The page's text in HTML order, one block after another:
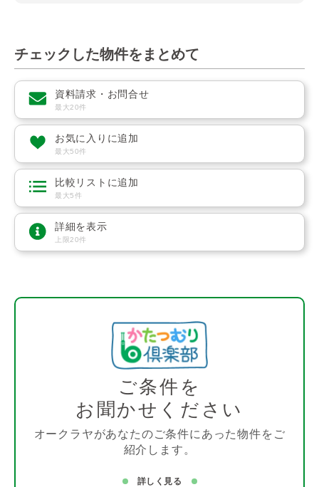
チェックした物件をまとめて
資料請求・お問合せ
最大20件
お気に入りに追加
最大50件
比較リストに追加
最大5件
詳細を表示
上限20件
ご条件を
お聞かせください
オークラヤがあなたのご条件にあった物件をご
紹介します。
詳しく見る